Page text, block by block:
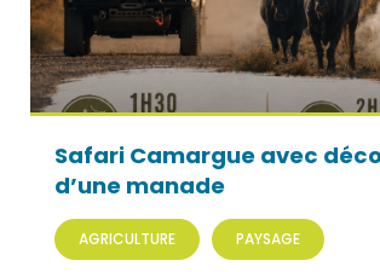
Safari Camargue avec
d’une manade
AGRICULTURE PAYSAGE